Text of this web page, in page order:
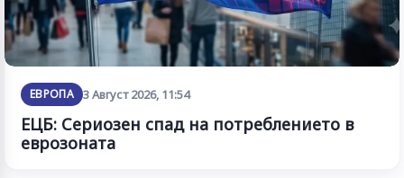
ЕВРОПА 3 Август 2026, 11:54
ЕЦБ: Сериозен спад на потреблението в
еврозоната